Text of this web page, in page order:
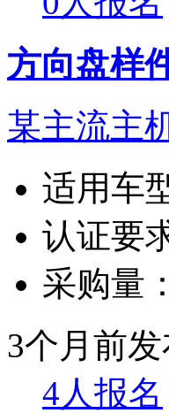
方向盘样
某主流主
适用车
认证要
采购量：
3个月前
4人报名